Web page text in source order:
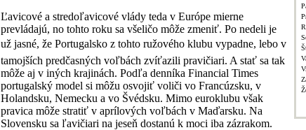
Ľavicové a stredoľavicové vlády teda v Európe mierne
prevládajú, no tohto roku sa všeličo môže zmeniť. Po nedeli je
už jasné, že Portugalsko z tohto ružového klubu vypadne, lebo v
tamojších predčasných voľbách zvíťazili pravičiari. A stať sa tak
môže aj v iných krajinách. Podľa denníka Financial Times
portugalský model si môžu osvojiť voliči vo Francúzsku, v
Holandsku, Nemecku a vo Švédsku. Mimo euroklubu však
pravica môže stratiť v aprílových voľbách v Maďarsku. Na
Slovensku sa ľavičiari na jeseň dostanú k moci iba zázrakom.